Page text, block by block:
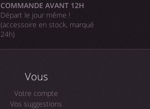
COMMANDE AVANT 12H
Départ le jour même !
(accessoire en stock, marqué
24h)
Vous
Votre compte
Vos suggestions